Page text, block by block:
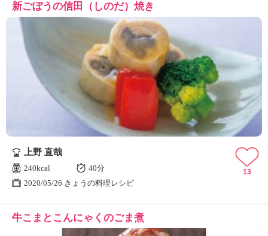
新ごぼうの信田（しのだ）焼き
上野 直哉
240kcal
40分
2020/05/26 きょうの料理レシピ
13
牛こまとこんにゃくのごま煮